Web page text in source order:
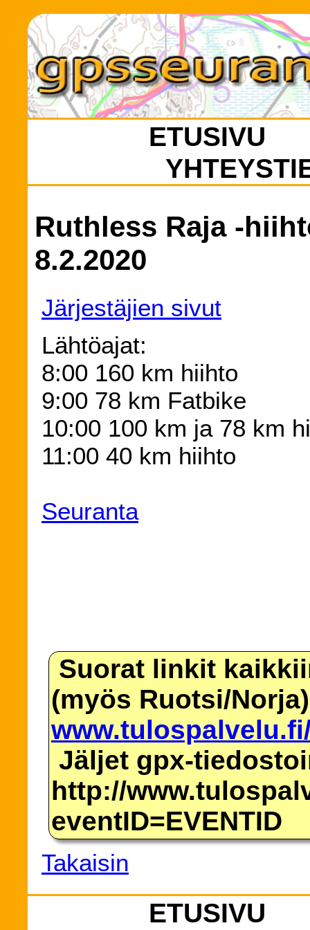
ETUSIVU
Ruthless Raja -
8.2.2020
Järjestäjien sivut
Lähtöajat:
8:00 160 km hiihto
9:00 78 km Fatbike
10:00 100 km ja 78 km
11:00 40 km hiihto
Seuranta
Suorat linkit
(myös Ruotsi/Norja)
Jäljet gpx-
http://
eventID=EVENTID
Takaisin
ETUSIVU